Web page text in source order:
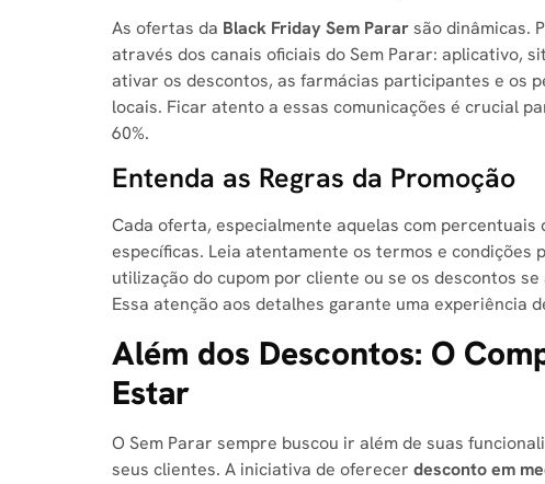
As ofertas da Black Friday Sem Pararsão dinâmicas.
através dos canais oficiais do Sem Parar: aplicativo,
ativar os descontos, as farmácias participantes e os
locais. Ficar atento a essas comunicações é crucial
60%.
Entenda as Regras da Promoção
Cada oferta, especialmente aquelas com
específicas. Leia atentamente os termos e
utilização do cupom por cliente ou se os descontos
Essa atenção aos detalhes garante uma experiência
Além dos Descontos: O
Estar
O Sem Parar sempre buscou ir além de suas
seus clientes. A iniciativa de oferecer desconto em